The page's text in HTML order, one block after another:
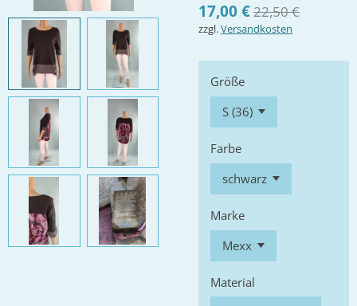
17,00 €22,50 €
zzgl.Versandkosten
Größe
Farbe
Marke
Material